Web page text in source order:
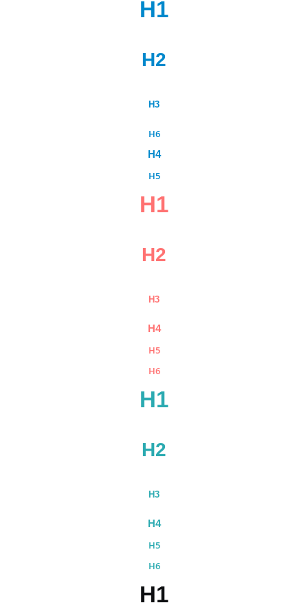
H1
H2
H3
H6
H4
H5
H1
H2
H3
H4
H5
H6
H1
H2
H3
H4
H5
H6
H1